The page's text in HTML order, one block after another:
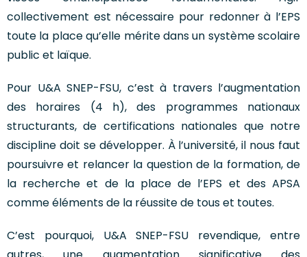
collectivement est nécessaire pour redonner à l’EPS
toute la place qu’elle mérite dans un système scolaire
public et laïque.
Pour U&A SNEP-FSU, c’est à travers l’augmentation
des horaires (4 h), des programmes nationaux
structurants, de certifications nationales que notre
discipline doit se développer. À l’université, il nous faut
poursuivre et relancer la question de la formation, de
la recherche et de la place de l’EPS et des APSA
comme éléments de la réussite de tous et toutes.
C’est pourquoi, U&A SNEP-FSU revendique, entre